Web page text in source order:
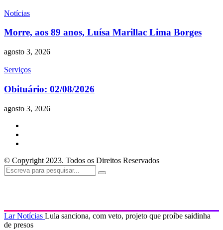
Notícias
Morre, aos 89 anos, Luísa Marillac Lima Borges
agosto 3, 2026
Serviços
Obituário: 02/08/2026
agosto 3, 2026
© Copyright 2023. Todos os Direitos Reservados
LarNotícias Lula sanciona, com veto, projeto que proíbe saidinha
de presos